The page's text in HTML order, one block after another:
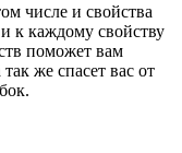
числе и свойства
к каждому свойству
поможет вам
же спасет вас от